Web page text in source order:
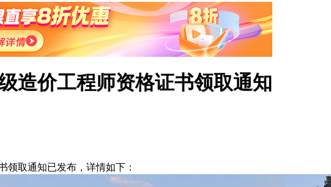
造价工程师资格证书领取通知
取通知已发布，详情如下：